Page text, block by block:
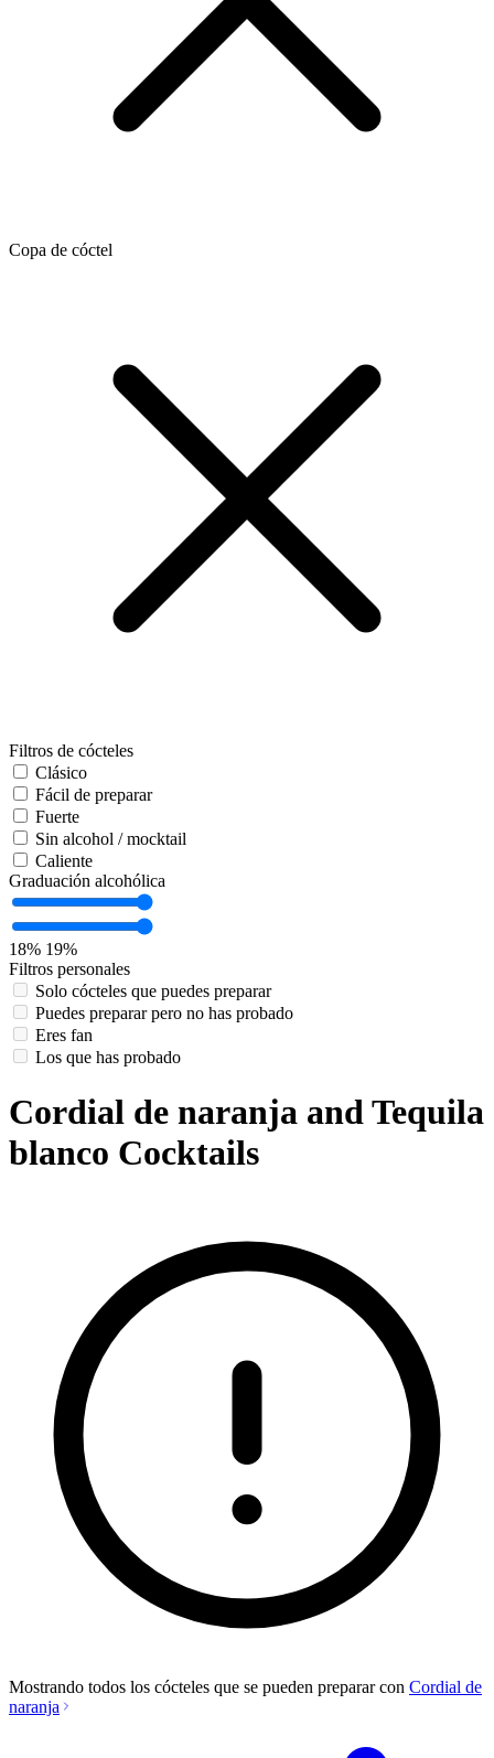
Copa de cóctel
Filtros de cócteles
Clásico
Fácil de preparar
Fuerte
Sin alcohol / mocktail
Caliente
Graduación alcohólica
18% 19%
Filtros personales
Solo cócteles que puedes preparar
Puedes preparar pero no has probado
Eres fan
Los que has probado
Cordial de naranja and Tequila
blanco Cocktails
Mostrando todos los cócteles que se pueden preparar con Cordial de
naranja